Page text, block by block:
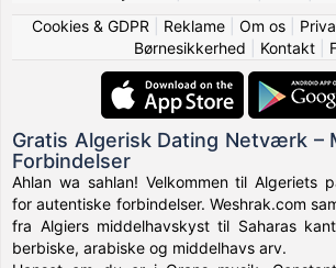
Cookies & GDPR
Reklame| Om os|
Børnesikkerhed
Kontakt|
Gratis Algerisk Dating Netværk –
Forbindelser
Ahlan wa sahlan! Velkommen til Algeriets
for autentiske forbindelser. Weshrak.com
fra Algiers middelhavskyst til Saharas
berbiske, arabiske og middelhavs arv.